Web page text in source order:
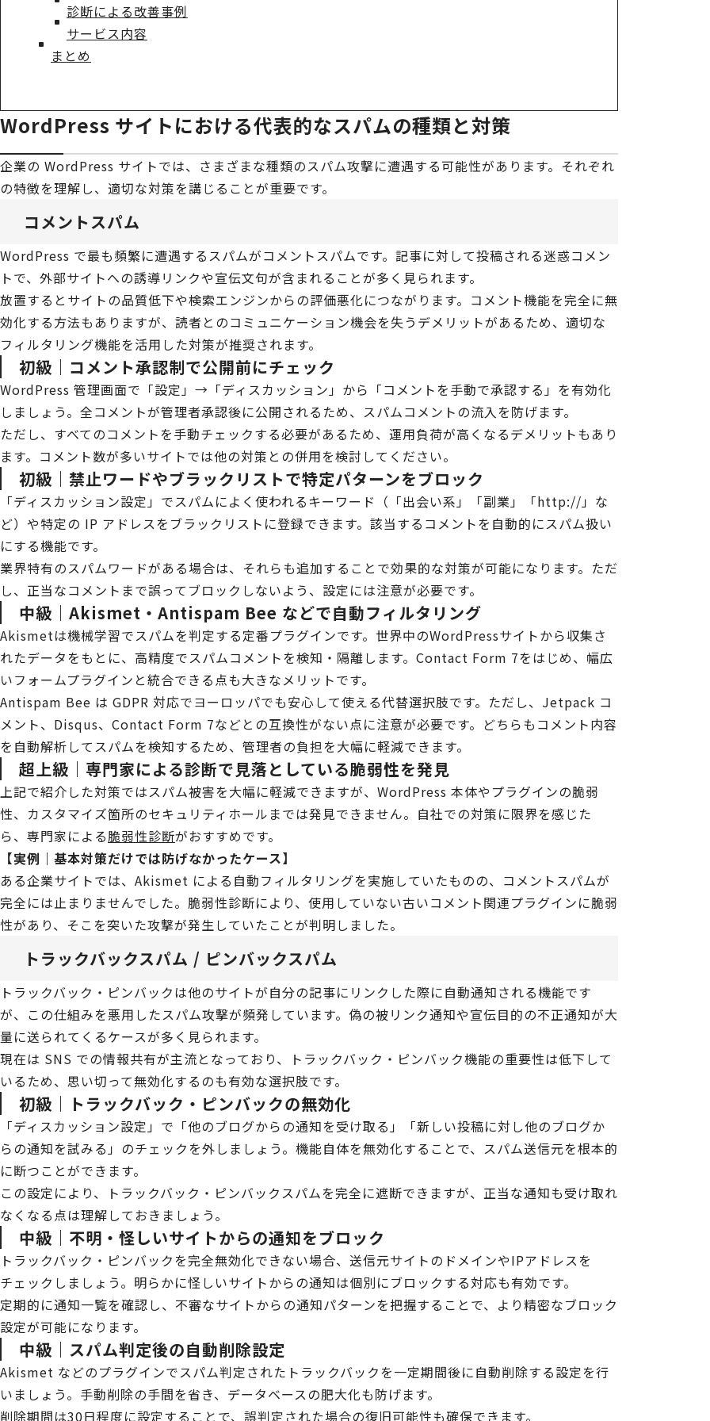
診断による改善事例
サービス内容
まとめ
WordPress サイトにおける代表的なスパムの種類と対策
企業の WordPress サイトでは、さまざまな種類のスパム攻撃に遭遇する可能性があります。それぞれ
の特徴を理解し、適切な対策を講じることが重要です。
コメントスパム
WordPress で最も頻繁に遭遇するスパムがコメントスパムです。記事に対して投稿される迷惑コメン
トで、外部サイトへの誘導リンクや宣伝文句が含まれることが多く見られます。
放置するとサイトの品質低下や検索エンジンからの評価悪化につながります。コメント機能を完全に無
効化する方法もありますが、読者とのコミュニケーション機会を失うデメリットがあるため、適切な
フィルタリング機能を活用した対策が推奨されます。
初級｜コメント承認制で公開前にチェック
WordPress 管理画面で「設定」→「ディスカッション」から「コメントを手動で承認する」を有効化
しましょう。全コメントが管理者承認後に公開されるため、スパムコメントの流入を防げます。
ただし、すべてのコメントを手動チェックする必要があるため、運用負荷が高くなるデメリットもあり
ます。コメント数が多いサイトでは他の対策との併用を検討してください。
初級｜禁止ワードやブラックリストで特定パターンをブロック
「ディスカッション設定」でスパムによく使われるキーワード（「出会い系」「副業」「http://」な
ど）や特定の IP アドレスをブラックリストに登録できます。該当するコメントを自動的にスパム扱い
にする機能です。
業界特有のスパムワードがある場合は、それらも追加することで効果的な対策が可能になります。ただ
し、正当なコメントまで誤ってブロックしないよう、設定には注意が必要です。
中級｜Akismet・Antispam Bee などで自動フィルタリング
Akismetは機械学習でスパムを判定する定番プラグインです。世界中のWordPressサイトから収集さ
れたデータをもとに、高精度でスパムコメントを検知・隔離します。Contact Form 7をはじめ、幅広
いフォームプラグインと統合できる点も大きなメリットです。
Antispam Bee は GDPR 対応でヨーロッパでも安心して使える代替選択肢です。ただし、Jetpack コ
メント、Disqus、Contact Form 7などとの互換性がない点に注意が必要です。どちらもコメント内容
を自動解析してスパムを検知するため、管理者の負担を大幅に軽減できます。
超上級｜専門家による診断で見落としている脆弱性を発見
上記で紹介した対策ではスパム被害を大幅に軽減できますが、WordPress 本体やプラグインの脆弱
性、カスタマイズ箇所のセキュリティホールまでは発見できません。自社での対策に限界を感じた
ら、専門家による脆弱性診断がおすすめです。
【実例｜基本対策だけでは防げなかったケース】
ある企業サイトでは、Akismet による自動フィルタリングを実施していたものの、コメントスパムが
完全には止まりませんでした。脆弱性診断により、使用していない古いコメント関連プラグインに脆弱
性があり、そこを突いた攻撃が発生していたことが判明しました。
トラックバックスパム / ピンバックスパム
トラックバック・ピンバックは他のサイトが自分の記事にリンクした際に自動通知される機能です
が、この仕組みを悪用したスパム攻撃が頻発しています。偽の被リンク通知や宣伝目的の不正通知が大
量に送られてくるケースが多く見られます。
現在は SNS での情報共有が主流となっており、トラックバック・ピンバック機能の重要性は低下して
いるため、思い切って無効化するのも有効な選択肢です。
初級｜トラックバック・ピンバックの無効化
「ディスカッション設定」で「他のブログからの通知を受け取る」「新しい投稿に対し他のブログか
らの通知を試みる」のチェックを外しましょう。機能自体を無効化することで、スパム送信元を根本的
に断つことができます。
この設定により、トラックバック・ピンバックスパムを完全に遮断できますが、正当な通知も受け取れ
なくなる点は理解しておきましょう。
中級｜不明・怪しいサイトからの通知をブロック
トラックバック・ピンバックを完全無効化できない場合、送信元サイトのドメインやIPアドレスを
チェックしましょう。明らかに怪しいサイトからの通知は個別にブロックする対応も有効です。
定期的に通知一覧を確認し、不審なサイトからの通知パターンを把握することで、より精密なブロック
設定が可能になります。
中級｜スパム判定後の自動削除設定
Akismet などのプラグインでスパム判定されたトラックバックを一定期間後に自動削除する設定を行
いましょう。手動削除の手間を省き、データベースの肥大化も防げます。
削除期間は30日程度に設定することで、誤判定された場合の復旧可能性も確保できます。